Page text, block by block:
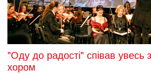
"Оду до радості" співав увесь
хором